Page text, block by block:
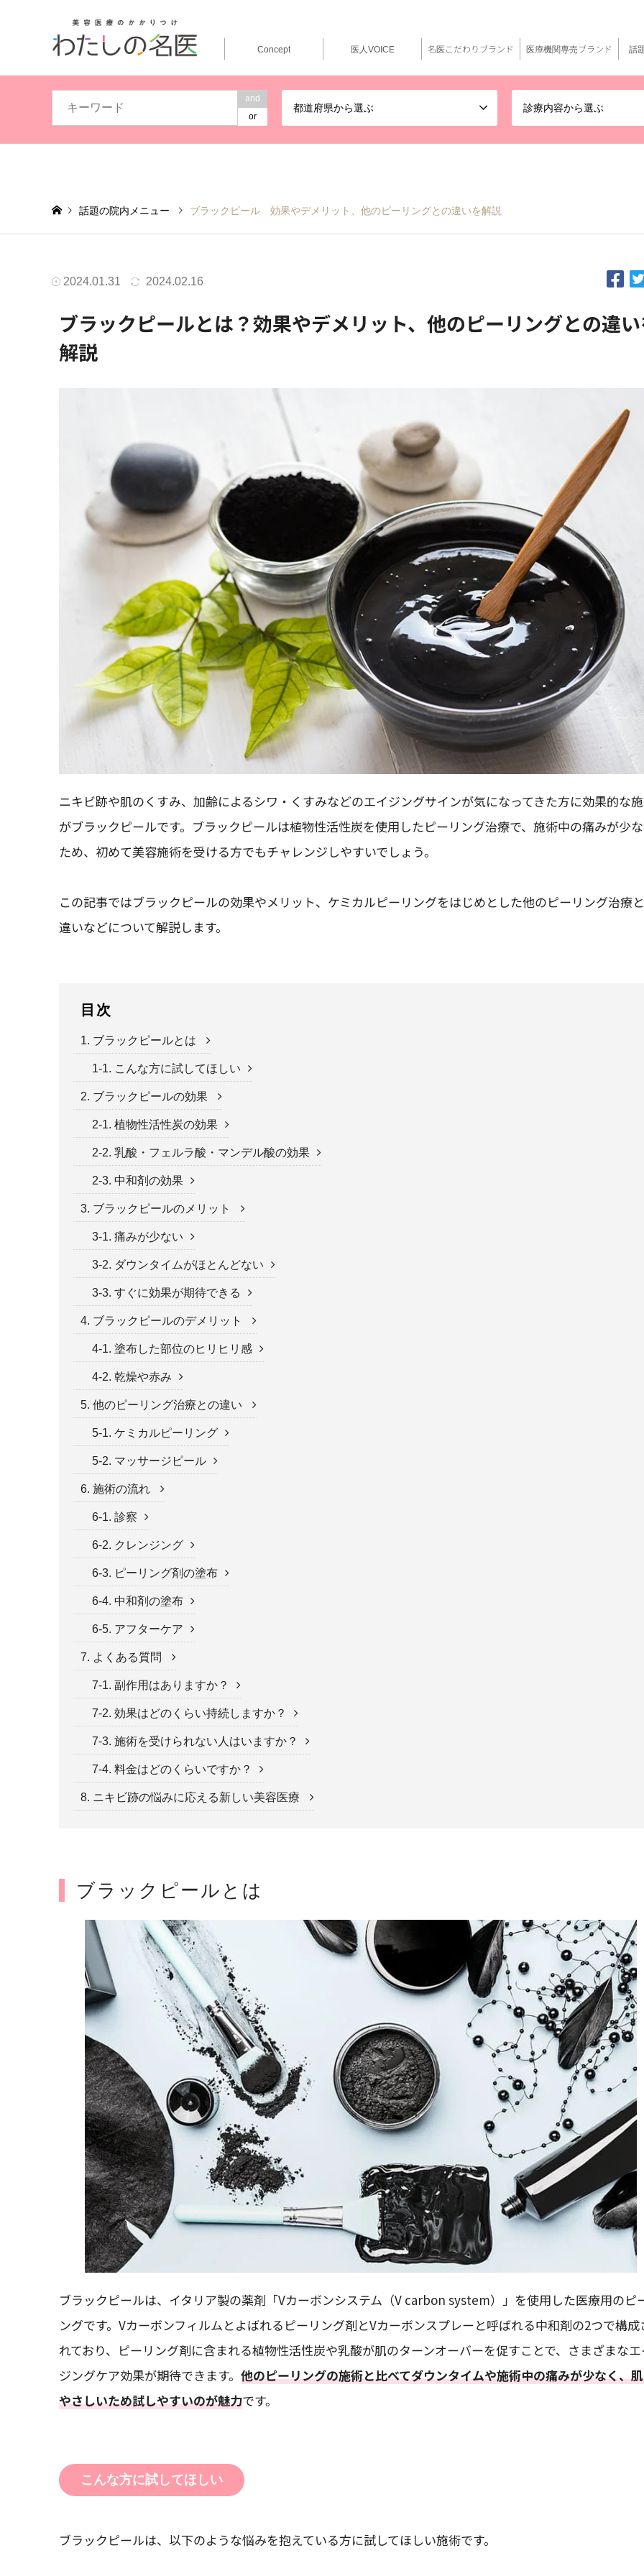
and
or
都道府県から選ぶ 診療内容から選ぶ
Concept 医人VOICE 名医こだわりブランド 医療機関専売ブランド 話
話題の院内メニュー ブラックピール 効果やデメリット、他のピーリングとの違いを解説
2024.01.31 2024.02.16
ブラックピールとは？効果やデメリット、他のピーリングとの違
解説
ニキビ跡や肌のくすみ、加齢によるシワ・くすみなどのエイジングサインが気になってきた方に効果的な
がブラックピールです。ブラックピールは植物性活性炭を使用したピーリング治療で、施術中の痛みが少
ため、初めて美容施術を受ける方でもチャレンジしやすいでしょう。
この記事ではブラックピールの効果やメリット、ケミカルピーリングをはじめとした他のピーリング治療
違いなどについて解説します。
目次
1. ブラックピールとは
1-1. こんな方に試してほしい
2. ブラックピールの効果
2-1. 植物性活性炭の効果
2-2. 乳酸・フェルラ酸・マンデル酸の効果
2-3. 中和剤の効果
3. ブラックピールのメリット
3-1. 痛みが少ない
3-2. ダウンタイムがほとんどない
3-3. すぐに効果が期待できる
4. ブラックピールのデメリット
4-1. 塗布した部位のヒリヒリ感
4-2. 乾燥や赤み
5. 他のピーリング治療との違い
5-1. ケミカルピーリング
5-2. マッサージピール
6. 施術の流れ
6-1. 診察
6-2. クレンジング
6-3. ピーリング剤の塗布
6-4. 中和剤の塗布
6-5. アフターケア
7. よくある質問
7-1. 副作用はありますか？
7-2. 効果はどのくらい持続しますか？
7-3. 施術を受けられない人はいますか？
7-4. 料金はどのくらいですか？
8. ニキビ跡の悩みに応える新しい美容医療
ブラックピールとは
ブラックピールは、イタリア製の薬剤「Vカーボンシステム（V carbon system）」を使用した医療用のピ
ングです。Vカーボンフィルムとよばれるピーリング剤とVカーボンスプレーと呼ばれる中和剤の2つで構成
れており、ピーリング剤に含まれる植物性活性炭や乳酸が肌のターンオーバーを促すことで、さまざまなエ
ジングケア効果が期待できます。 他のピーリングの施術と比べてダウンタイムや施術中の痛みが少なく、
やさしいため試しやすいのが魅力です。
こんな方に試してほしい
ブラックピールは、以下のような悩みを抱えている方に試してほしい施術です。